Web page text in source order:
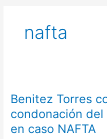
nafta
Benitez Torres
condonación del
en caso NAFTA
concilia
condonación
del
cobro